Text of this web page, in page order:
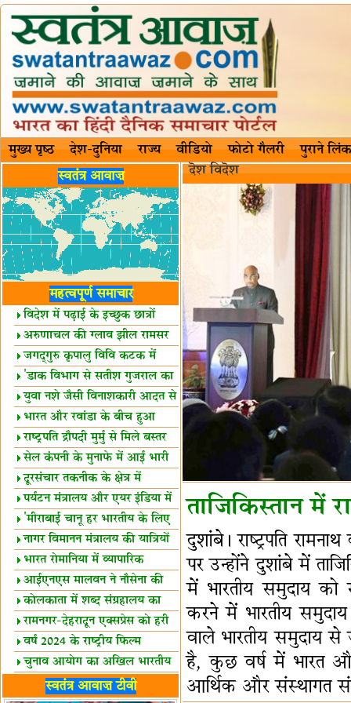
मुख्य पृष्ठ देश-दुनिया राज्य वीडियो फोटो गैलरी पुराने लिंक
स्वतंत्र आवाज़
महत्वपूर्ण समाचार
विदेश में पढ़ाई के इच्छुक छात्रों
केलिए खुशखबरी!
अरुणाचल की ग्लाव झील रामसर
स्थल घोषित
जगद्गुरु कृपालु विवि कटक में
शैक्षिक सत्र शुरू
'डाक विभाग से सतीश गुजराल का
रिश्ता गहरा'
युवा नशे जैसी विनाशकारी आदत से
दूर रहें-मोदी
भारत और रवांडा के बीच हुआ
व्यापार विस्तार
राष्ट्रपति द्रौपदी मुर्मु से मिले बस्तर
के प्रतिनिधि
सेल कंपनी के मुनाफे में आई भारी
उछाल!
दूरसंचार तकनीक के क्षेत्र में
उत्कृष्टता पुरस्कार
पर्यटन मंत्रालय और एयर इंडिया में
समझौता
'मीराबाई चानू हर भारतीय के लिए
प्रेरणा'
नागर विमानन मंत्रालय की यात्रियों
को सलाह
भारत रोमानिया में व्यापारिक
साझेदारियां
आईएनएस मालवन ने नौसेना की
ताकत बढ़ाई
कोलकाता में शब्द संग्रहालय का
उद्घाटन
रामनगर-देहरादून एक्सप्रेस को हरी
झंडीवर्ष 2024 के राष्ट्रीय फिल्म
पुरस्कारों की घोषणा
चुनाव आयोग का अखिल भारतीय
मीडिया सम्मेलन
भारत में केवड़े का अस्तित्‍व 24
स्वतंत्र आवाज़ टीवी
दॆश‍ विदॆश‌
ताजिकिस्तान में
दुशांबे। राष्‍ट्रपति
पर उन्होंने दुशांबे में
में भारतीय समुदाय को
करने में भारतीय समुदाय
वाले भारतीय समुदाय
है, कुछ वर्ष में भारत
आर्थिक और संस्‍थागत